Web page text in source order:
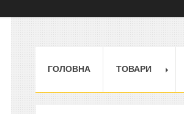
ГОЛОВНА ТОВАРИ